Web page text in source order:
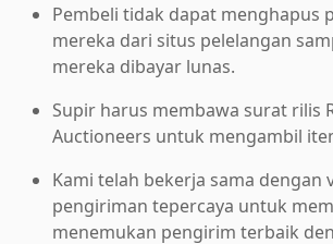
Pembeli tidak dapat menghapus
mereka dari situs pelelangan
mereka dibayar lunas.
Supir harus membawa surat rilis
Auctioneers untuk mengambil
Kami telah bekerja sama dengan
pengiriman tepercaya untuk
menemukan pengirim terbaik